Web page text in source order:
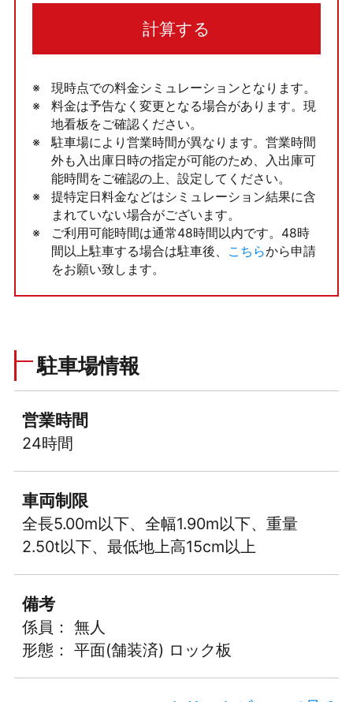
計算する
現時点での料金シミュレーションとなります。
料金は予告なく変更となる場合があります。現
地看板をご確認ください。
駐車場により営業時間が異なります。営業時間
外も入出庫日時の指定が可能のため、入出庫可
能時間をご確認の上、設定してください。
提特定日料金などはシミュレーション結果に含
まれていない場合がございます。
ご利用可能時間は通常48時間以内です。48時
間以上駐車する場合は駐車後、
こちらから申請
をお願い致します。
駐車場情報
営業時間
24時間
車両制限
全長5.00m以下、全幅1.90m以下、重量
2.50t以下、最低地上高15cm以上
備考
係員： 無人
形態： 平面(舗装済) ロック板